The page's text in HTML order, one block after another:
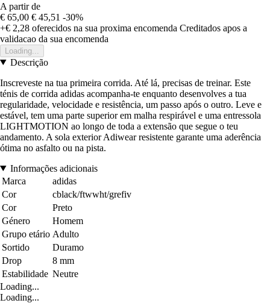
A partir de
€ 65,00 € 45,51 -30%
+€ 2,28 oferecidos na sua proxima encomenda Creditados apos a
validacao da sua encomenda
Loading...
Descrição
Inscreveste na tua primeira corrida. Até lá, precisas de treinar. Este
ténis de corrida adidas acompanha-te enquanto desenvolves a tua
regularidade, velocidade e resistência, um passo após o outro. Leve e
estável, tem uma parte superior em malha respirável e uma entressola
LIGHTMOTION ao longo de toda a extensão que segue o teu
andamento. A sola exterior Adiwear resistente garante uma aderência
ótima no asfalto ou na pista.
Informações adicionais
Marca
adidas
Cor
cblack/ftwwht/grefiv
Cor
Preto
Género
Homem
Grupo etário Adulto
Sortido
Duramo
Drop
8 mm
Estabilidade Neutre
Loading...
Loading...